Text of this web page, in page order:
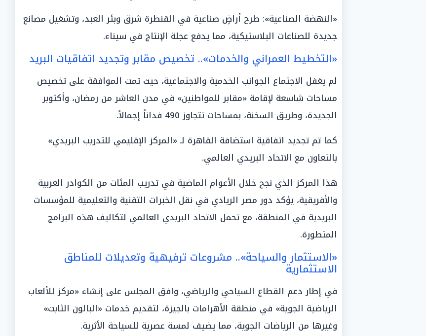
«النهضة الصناعية»: طرح أراضٍ صناعية في القنطرة شرق وبئر العبد، وتشغيل مصانع
جديدة للصناعات البلاستيكية، مما يدفع عجلة الإنتاج في سيناء.
«التخطيط العمراني والخدمات».. تخصيص مقابر وتجديد اتفاقيات البريد
لم يغفل الاجتماع الجوانب الخدمية والاجتماعية، حيث تمت الموافقة على تخصيص
مساحات شاسعة لإقامة «مقابر للمواطنين» في مدن العاشر من رمضان، وأكتوبر
الجديدة، وطريق السخنة، بمساحات تتجاوز 490 فداناً إجمالاً.
كما تم تجديد اتفاقية استضافة القاهرة لـ «المركز الإقليمي للتدريب البريدي»
بالتعاون مع الاتحاد البريدي العالمي.
هذا المركز الذي نجح خلال الأعوام الماضية في تدريب المئات من الكوادر العربية
والأفريقية، يؤكد دور مصر الريادي في نقل الخبرات التقنية والتعليمية للمؤسسات
البريدية في المنطقة، مع تحمل الاتحاد البريدي العالمي لتكاليف هذه البرامج
المتطورة.
«الاستثمار والسياحة».. مشروعات ترفيهية وتعديلات للمناطق
الاستثمارية
في إطار دعم القطاع السياحي والرياضي، وافق المجلس على إنشاء «مركز للألعاب
الرياضية الجوية» في منطقة الأهرامات بالجيزة، لتقديم خدمات «البالون الثابت»
وغيرها من الرياضات الجوية، مما يضيف لمسة عصرية للسياحة الأثرية.